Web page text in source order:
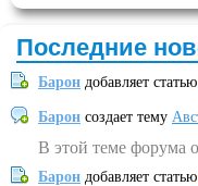
Последние
Барон добавляет статью
Барон создает тему
В этой теме форума
Барон добавляет статью